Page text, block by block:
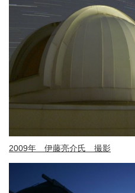
2009年 伊藤亮介氏 撮影